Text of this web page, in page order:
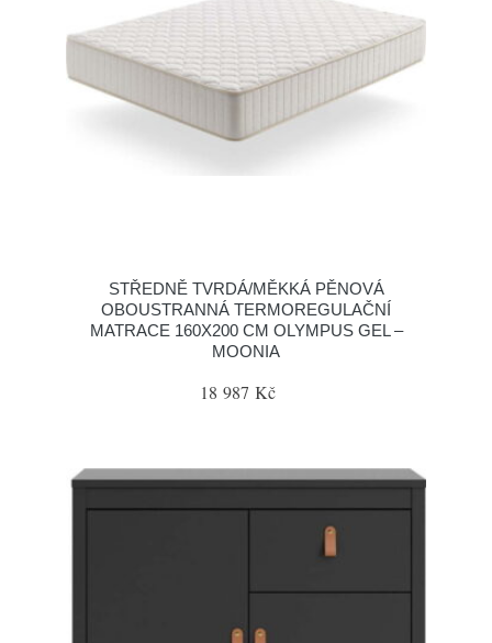
STŘEDNĚ TVRDÁ/MĚKKÁ PĚNOVÁ
OBOUSTRANNÁ TERMOREGULAČNÍ
MATRACE 160X200 CM OLYMPUS GEL –
MOONIA
18 987 Kč